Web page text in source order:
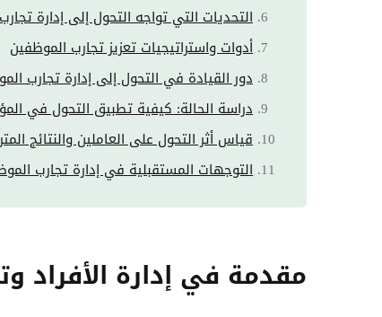
التحديات التي تواجه التحول إلى إدارة
أدوات واستراتيجيات تعزيز تجارب الموظفين
دور القيادة في التحول إلى إدارة تجارب
دراسة الحالة: كيفية تطبيق التحول في
قياس أثر التحول على العاملين والنتائج
التوجهات المستقبلية في إدارة تجارب
مقدمة في إدارة الأفراد